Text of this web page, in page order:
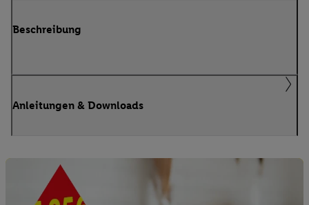
Beschreibung
Anleitungen & Downloads